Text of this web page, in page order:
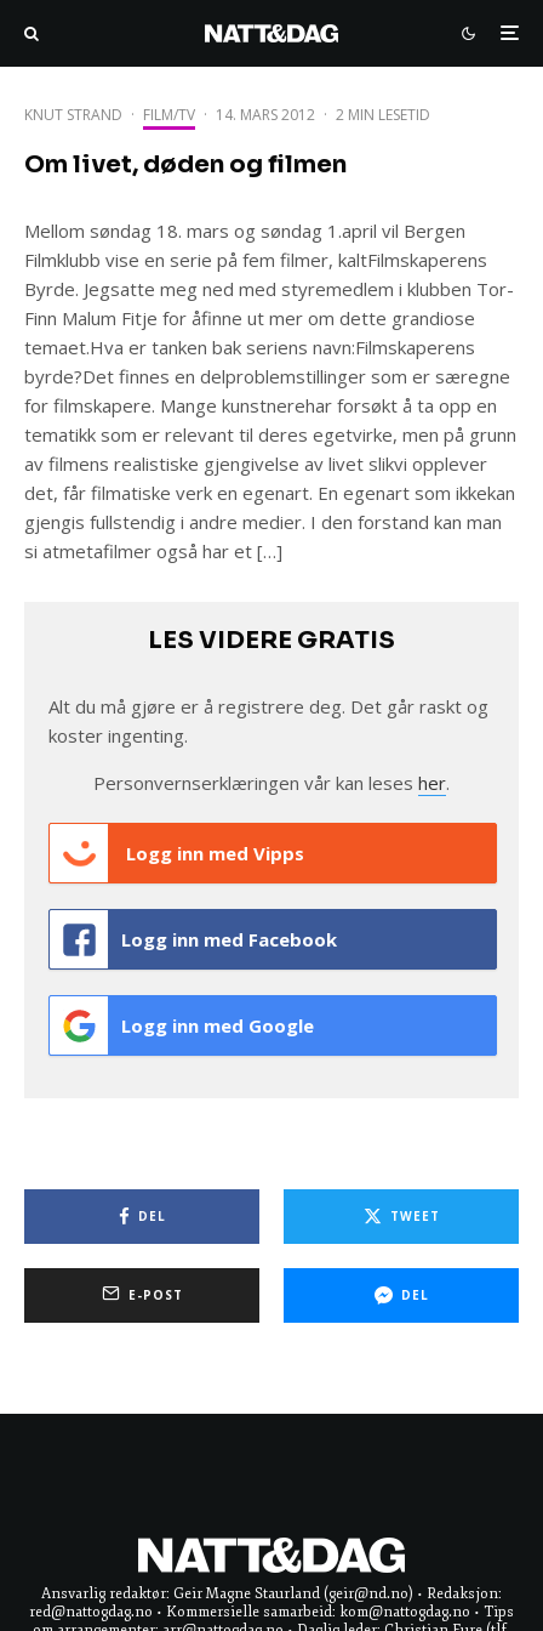
KNUT STRAND · FILM/TV · 14. MARS 2012 · 2 MIN LESETID
Om livet, døden og filmen
Mellom søndag 18. mars og søndag 1.april vil Bergen
Filmklubb vise en serie på fem filmer, kaltFilmskaperens
Byrde. Jegsatte meg ned med styremedlem i klubben Tor-
Finn Malum Fitje for åfinne ut mer om dette grandiose
temaet.Hva er tanken bak seriens navn:Filmskaperens
byrde?Det finnes en delproblemstillinger som er særegne
for filmskapere. Mange kunstnerehar forsøkt å ta opp en
tematikk som er relevant til deres egetvirke, men på grunn
av filmens realistiske gjengivelse av livet slikvi opplever
det, får filmatiske verk en egenart. En egenart som ikkekan
gjengis fullstendig i andre medier. I den forstand kan man
si atmetafilmer også har et […]
LES VIDERE GRATIS
Alt du må gjøre er å registrere deg. Det går raskt og
koster ingenting.
Personvernserklæringen vår kan leses her.
Logg inn med Vipps
Logg inn med Facebook
Logg inn med Google
DEL TWEET
E-POST DEL
Ansvarlig redaktør: Geir Magne Staurland (geir@nd.no) • Redaksjon:
red@nattogdag.no • Kommersielle samarbeid: kom@nattogdag.no • Tips